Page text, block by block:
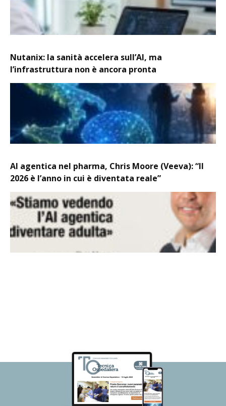
Nutanix: la sanità accelera sull’AI, ma
l’infrastruttura non è ancora pronta
AI agentica nel pharma, Chris Moore (Veeva): “Il
2026 è l’anno in cui è diventata reale”